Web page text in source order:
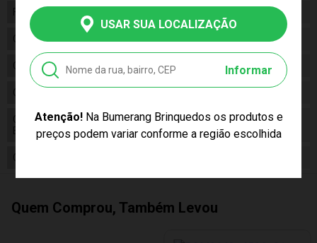
USAR SUA LOCALIZAÇÃO
Informar
Atenção!Na Bumerang Brinquedos os produtos e
preços podem variar conforme a região escolhida
Fabricante
Código
Código de Barras 7898661192430
Composição
Conteúdo da
Embalagem
01 Boneco Cavalo Spirit O Indomável
Busto Com Acessórios
Cor Produto
Quem Comprou, Também Levou